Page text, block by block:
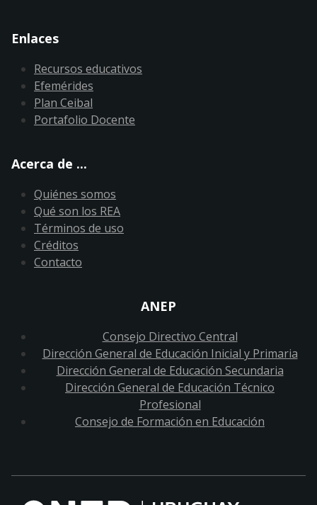
Enlaces
Recursos educativos
Efemérides
Plan Ceibal
Portafolio Docente
Acerca de ...
Quiénes somos
Qué son los REA
Términos de uso
Créditos
Contacto
ANEP
Consejo Directivo Central
Dirección General de Educación Inicial y Primaria
Dirección General de Educación Secundaria
Dirección General de Educación Técnico
Profesional
Consejo de Formación en Educación